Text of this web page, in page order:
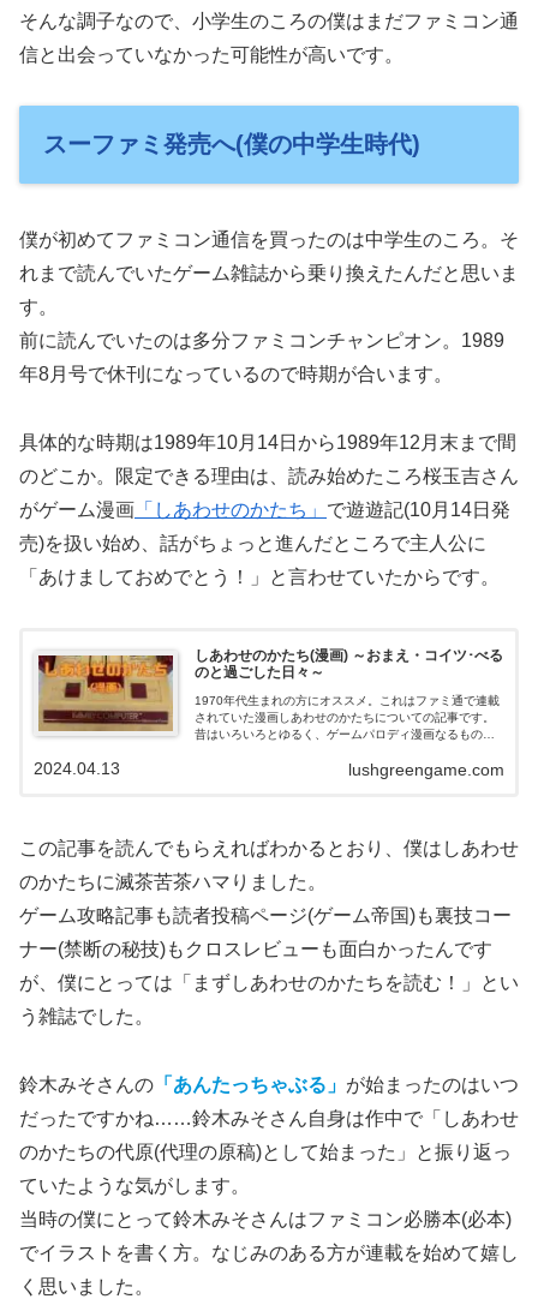
そんな調子なので、小学生のころの僕はまだファミコン通
信と出会っていなかった可能性が高いです。
スーファミ発売へ(僕の中学生時代)
僕が初めてファミコン通信を買ったのは中学生のころ。そ
れまで読んでいたゲーム雑誌から乗り換えたんだと思いま
す。
前に読んでいたのは多分ファミコンチャンピオン。1989
年8月号で休刊になっているので時期が合います。
具体的な時期は1989年10月14日から1989年12月末まで間
のどこか。限定できる理由は、読み始めたころ桜玉吉さん
がゲーム漫画 「しあわせのかたち」 で遊遊記(10月14日発
売)を扱い始め、話がちょっと進んだところで主人公に
「あけましておめでとう！」と言わせていたからです。
しあわせのかたち(漫画) ～おまえ・コイツ･べる
のと過ごした日々～
1970年代生まれの方にオススメ。これはファミ通で連載
されていた漫画しあわせのかたちについての記事です。
昔はいろいろとゆるく、ゲームパロディ漫画なるものが
カルなキャラが登場して楽しげでした。lushgreengame.com
2024.04.13
この記事を読んでもらえればわかるとおり、僕はしあわせ
のかたちに滅茶苦茶ハマりました。
ゲーム攻略記事も読者投稿ページ(ゲーム帝国)も裏技コー
ナー(禁断の秘技)もクロスレビューも面白かったんです
が、僕にとっては「まずしあわせのかたちを読む！」とい
う雑誌でした。
鈴木みそさんの 「あんたっちゃぶる」 が始まったのはいつ
だったですかね……鈴木みそさん自身は作中で「しあわせ
のかたちの代原(代理の原稿)として始まった」と振り返っ
ていたような気がします。
当時の僕にとって鈴木みそさんはファミコン必勝本(必本)
でイラストを書く方。なじみのある方が連載を始めて嬉し
く思いました。